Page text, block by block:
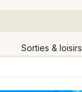
Sorties & loisirs